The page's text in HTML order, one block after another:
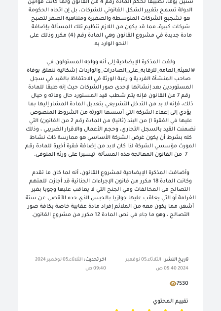
ستين يوما، تطبيقا لحكم المادة رقم 4 من القانون ولما كانت قوانين
الدولة تسمح بتغيير الشكل القانوني للشركات، بل إن اتجاه الحكومة
هو تشجيع الشركات المتوسطة والصغيرة ومتناهية الصغر لتصبح
شركات كبيرة، مما قد يكون من اللازم تنظيم تلك المسألة بإضافة
مادة جديدة في مشروع القانون وهي المادة رقم (4) مكرر وذلك على
النحو الوارد به.
ولفت المذكرة الإيضاحية إلى أنه وواجه المسئولون في
#الهيئة_العامة_للرقابة_على_الصادرات_والواردات إشكالية تتعلق بوفاة
صاحب المنشأة الفردية و رغبة الورثة في الاحتفاظ بالقيد في سجل
المستوردين بعد إنشائها لإحدى صور الشركات حيث إنه طبقا للمادة
رقم 7 من القانون فإنه يتم شطب قيد المستورد حال وفاته و حيال
ذلك، فإنه لا بد من التدخل التشريعي بتعديل المادة المشار إليها بما
يؤدي إلى إعفاء الشركة التي أسسها الورثة من الشروط المنصوص
عليها في الفقرة ا) من البند (ثانيا) من المادة رقم 2 من القانون) التي
تضمنت القيد بالسجل التجاري، وحجم الأعمال والاقرار الضريبي ، وذلك
كله بشرط أن يكون غرض الشركة الأساسي هو ممارسة ذات نشاط
المورث مؤسسي الشركة لذا كان لابد من إضافة فقرة أخيرة للمادة رقم
7 من القانون المعالجة هذه المسألة تيسيرا على ورثة المتوفى.
وأضافت المذكرة الإيضاحية لمشروع القانون، أنه لما كان ما تقدم
وكانت المادة 18 مكرر من قانون الإجراءات الجنائية قد أجازت للمتهم
التصالح فى المخالفات وفي الجنح التي لا يعاقب عليها وجوبا بغير
الغرامة أو التي يعاقب عليها جوازيا بالحبس الذي حده الأقصى عن ستة
أشهر، مما يكون معه من الملائم إفراد مادة عقابية خاصة بكافة صور
التصالح ، وهو ما جاء في نص المادة 12 مكرر من مشروع القانون.
تاريخ النشر :
الثلاثاء,05 نوفمبر
2024 09:40 ص
اخر تحديث:
الثلاثاء,05 نوفمبر 2024
09:40 ص
7530
تقييم المحتوي